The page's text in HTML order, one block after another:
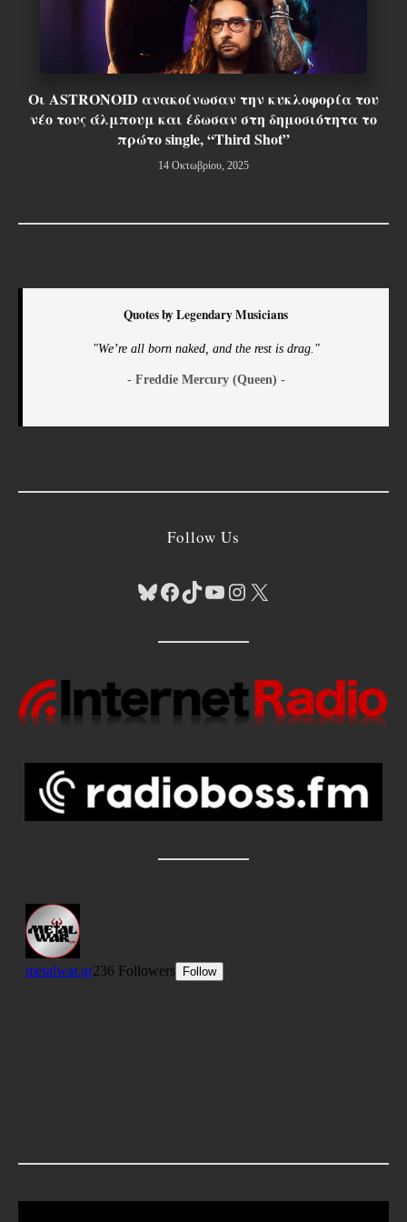
Οι ASTRONOID ανακοίνωσαν την κυκλοφορία του
νέο τους άλμπουμ και έδωσαν στη δημοσιότητα το
πρώτο single, “Third Shot”
14 Οκτωβρίου, 2025
Quotes by Legendary Musicians
"We’re all born naked, and the rest is drag."
- Freddie Mercury (Queen) -
Follow Us